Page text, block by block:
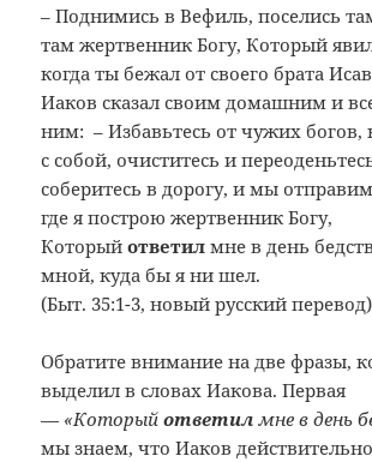
– Поднимись в Вефиль, поселись
там жертвенник Богу, Который
когда ты бежал от своего брата
Иаков сказал своим домашним и
ним: – Избавьтесь от чужих богов,
с собой, очиститесь и
соберитесь в дорогу, и мы
где я построю жертвенник Богу,
Которыйответил мне в день
мной, куда бы я ни шел.
(Быт. 35:1-3, новый русский перевод)
Обратите внимание на две фразы,
выделил в словах Иакова. Первая
— «Которыйответил мне в день
мы знаем, что Иаков